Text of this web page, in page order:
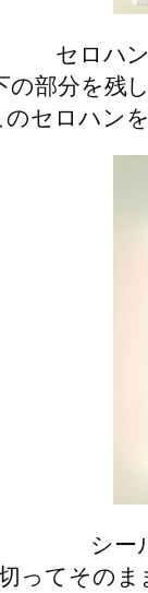
セロハ
部分を残
のセロハン
シー
ってそのま